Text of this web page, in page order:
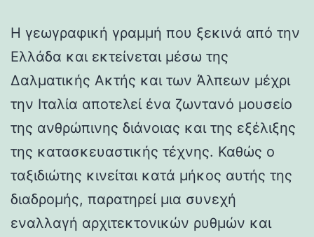
Η γεωγραφική γραμμή που ξεκινά από την
Ελλάδα και εκτείνεται μέσω της
Δαλματικής Ακτής και των Άλπεων μέχρι
την Ιταλία αποτελεί ένα ζωντανό μουσείο
της ανθρώπινης διάνοιας και της εξέλιξης
της κατασκευαστικής τέχνης. Καθώς ο
ταξιδιώτης κινείται κατά μήκος αυτής της
διαδρομής, παρατηρεί μια συνεχή
εναλλαγή αρχιτεκτονικών ρυθμών και